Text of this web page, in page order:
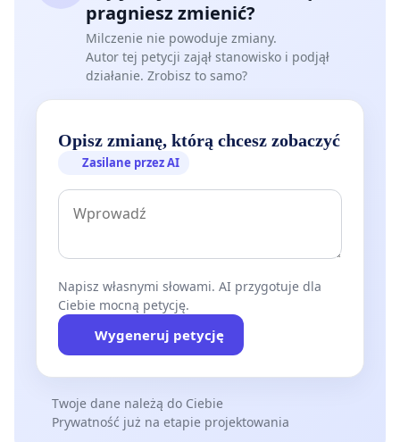
pragniesz zmienić?
Milczenie nie powoduje zmiany.
Autor tej petycji zajął stanowisko i podjął
działanie. Zrobisz to samo?
Opisz zmianę, którą chcesz zobaczyć
Zasilane przez AI
Napisz własnymi słowami. AI przygotuje dla
Ciebie mocną petycję.
Wygeneruj petycję
Twoje dane należą do Ciebie
Prywatność już na etapie projektowania